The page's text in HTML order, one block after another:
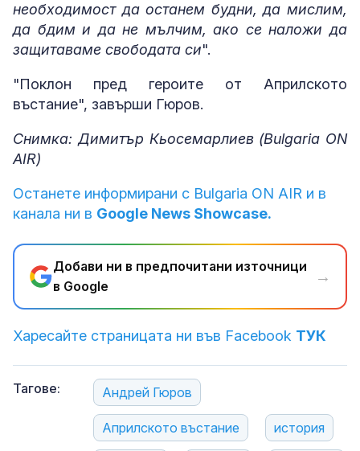
необходимост да останем будни, да мислим,
да бдим и да не мълчим, ако се наложи да
защитаваме свободата си".
"Поклон пред героите от Априлското
въстание", завърши Гюров.
Снимка: Димитър Кьосемарлиев (Bulgaria ON
AIR)
Останете информирани с Bulgaria ON AIR и в
канала ни в Google News Showcase.
Добави ни в предпочитани източници
в Google
→
Харесайте страницата ни във Facebook ТУК
Тагове: Андрей Гюров
Априлското въстание история